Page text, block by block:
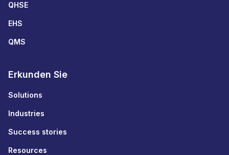
QHSE
EHS
QMS
Erkunden Sie
Solutions
Industries
Success stories
Resources